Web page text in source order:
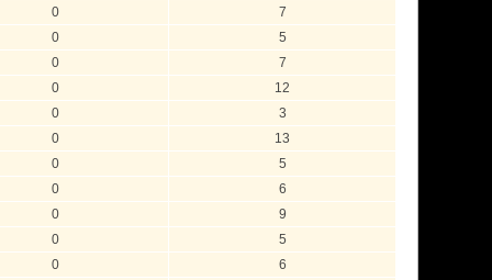
0
7
0
5
0
7
0
12
0
3
0
13
0
5
0
6
0
9
0
5
0
6